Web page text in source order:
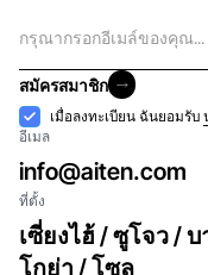
สมัครสมาชิก
สมัครสมาชิก
การ
ยอมรับ
เมื่อลงทะเบียน ฉันยอมรับ
อีเมล
info@aiten.com
ที่ตั้ง
เซี่ยงไฮ้ / ซูโจว /
โกย่า / โซล